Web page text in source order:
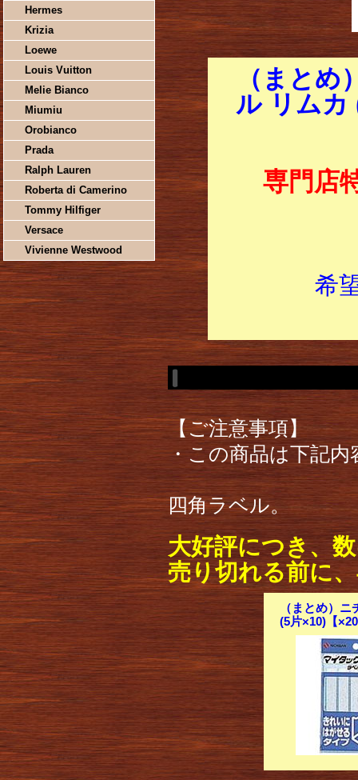
Hermes
Krizia
Loewe
Louis Vuitton
Melie Bianco
Miumiu
Orobianco
Prada
Ralph Lauren
Roberta di Camerino
Tommy Hilfiger
Versace
Vivienne Westwood
（まと
ル リムカ
専門店
希
【ご注意事項】
・この商品は下記
四角ラベル。
大好評につき、
売り切れる前に
（まとめ）
(5片×10)【